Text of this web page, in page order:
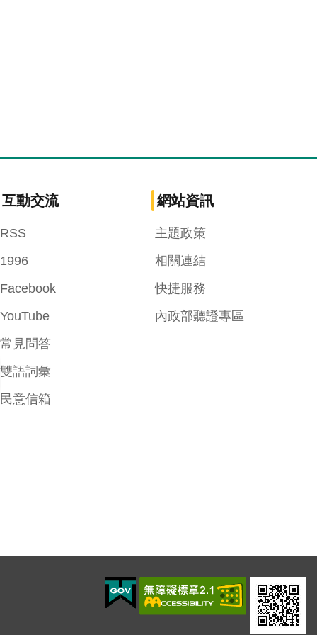
互動交流
RSS
1996
Facebook
YouTube
常見問答
雙語詞彙
民意信箱
網站資訊
主題政策
相關連結
快捷服務
內政部聽證專區